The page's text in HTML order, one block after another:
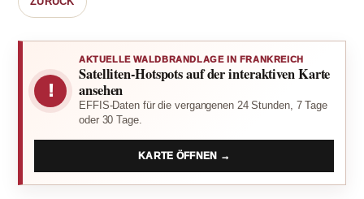
!
AKTUELLE WALDBRANDLAGE IN FRANKREICH
Satelliten-Hotspots auf der interaktiven Karte
ansehen
EFFIS-Daten für die vergangenen 24 Stunden, 7 Tage
oder 30 Tage.
KARTE ÖFFNEN →